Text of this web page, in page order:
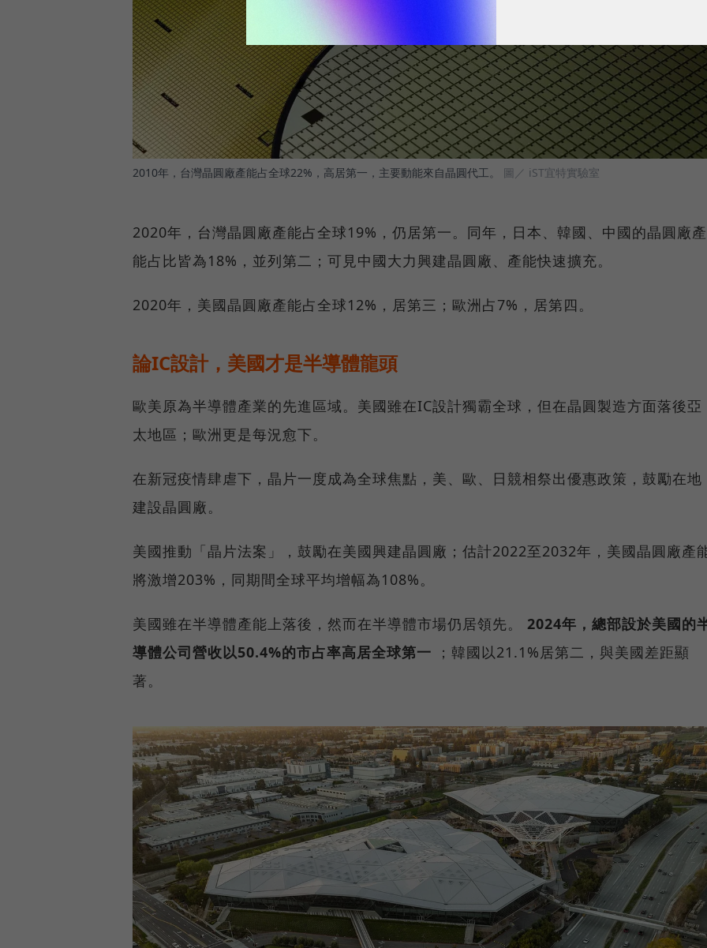
2010年，台灣晶圓廠產能占全球22%，高居第一，主要動能來自晶圓代工。 圖／ iST宜特實驗室
2020年，台灣晶圓廠產能占全球19%，仍居第一。同年，日本、韓國、中國的晶圓廠產
能占比皆為18%，並列第二；可見中國大力興建晶圓廠、產能快速擴充。
2020年，美國晶圓廠產能占全球12%，居第三；歐洲占7%，居第四。
論IC設計，美國才是半導體龍頭
歐美原為半導體產業的先進區域。美國雖在IC設計獨霸全球，但在晶圓製造方面落後亞
太地區；歐洲更是每況愈下。
在新冠疫情肆虐下，晶片一度成為全球焦點，美、歐、日競相祭出優惠政策，鼓勵在地
建設晶圓廠。
美國推動「晶片法案」，鼓勵在美國興建晶圓廠；估計2022至2032年，美國晶圓廠產
將激增203%，同期間全球平均增幅為108%。
美國雖在半導體產能上落後，然而在半導體市場仍居領先。 2024年，總部設於美國的
導體公司營收以50.4%的市占率高居全球第一 ；韓國以21.1%居第二，與美國差距顯
著。